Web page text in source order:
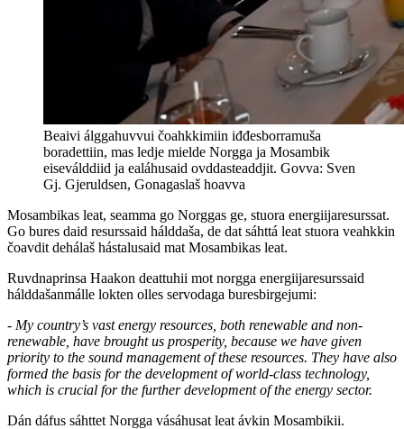
Beaivi álggahuvvui čoahkkimiin iđđesborramuša
boradettiin, mas ledje mielde Norgga ja Mosambik
eiseválddiid ja ealáhusaid ovddasteaddjit. Govva: Sven
Gj. Gjeruldsen, Gonagaslaš hoavva
Mosambikas leat, seamma go Norggas ge, stuora energiijaresurssat.
Go bures daid resurssaid hálddaša, de dat sáhttá leat stuora veahkkin
čoavdit dehálaš hástalusaid mat Mosambikas leat.
Ruvdnaprinsa Haakon deattuhii mot norgga energiijaresurssaid
hálddašanmálle lokten olles servodaga buresbirgejumi:
- My country’s vast energy resources, both renewable and non-
renewable, have brought us prosperity, because we have given
priority to the sound management of these resources. They have also
formed the basis for the development of world-class technology,
which is crucial for the further development of the energy sector.
Dán dáfus sáhttet Norgga vásáhusat leat ávkin Mosambikii.